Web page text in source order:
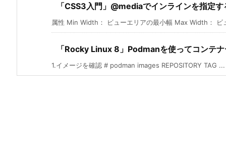
「CSS3入門」@mediaでインラインを指定
属性 Min Width： ビューエリアの最小幅 Max Width： ビ
「Rocky Linux 8」Podmanを使ってコンテ
1.イメージを確認 # podman images REPOSITORY TAG ...